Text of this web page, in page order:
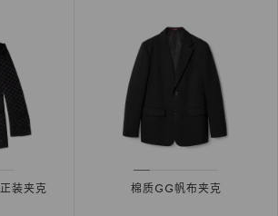
装夹克 棉质GG帆布夹克